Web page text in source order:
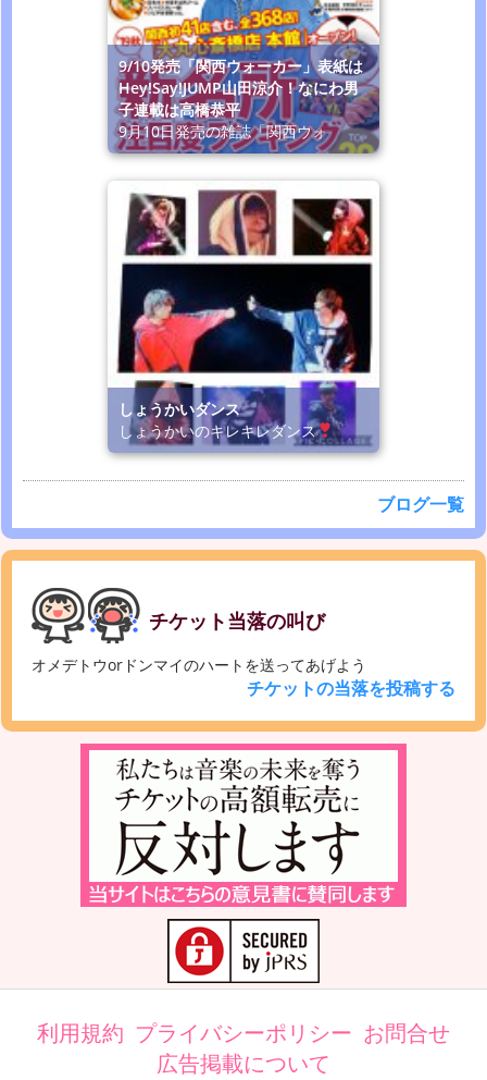
9/10発売「関西ウォーカー」表紙は
Hey!Say!JUMP山田涼介！なにわ男
子連載は高橋恭平
9月10日発売の雑誌「関西ウォ
しょうかいダンス
しょうかいのキレキレダンス
ブログ一覧
チケット当落の叫び
オメデトウorドンマイのハートを送ってあげよう
チケットの当落を投稿する
利用規約 プライバシーポリシー お問合せ
広告掲載について